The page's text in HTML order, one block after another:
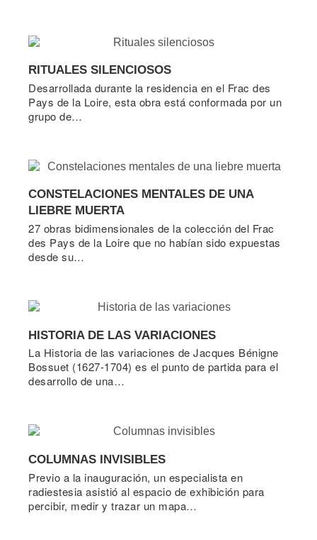
RITUALES SILENCIOSOS
Desarrollada durante la residencia en el Frac des
Pays de la Loire, esta obra está conformada por un
grupo de…
CONSTELACIONES MENTALES DE UNA
LIEBRE MUERTA
27 obras bidimensionales de la colección del Frac
des Pays de la Loire que no habían sido expuestas
desde su…
HISTORIA DE LAS VARIACIONES
La Historia de las variaciones de Jacques Bénigne
Bossuet (1627-1704) es el punto de partida para el
desarrollo de una…
COLUMNAS INVISIBLES
Previo a la inauguración, un especialista en
radiestesia asistió al espacio de exhibición para
percibir, medir y trazar un mapa…